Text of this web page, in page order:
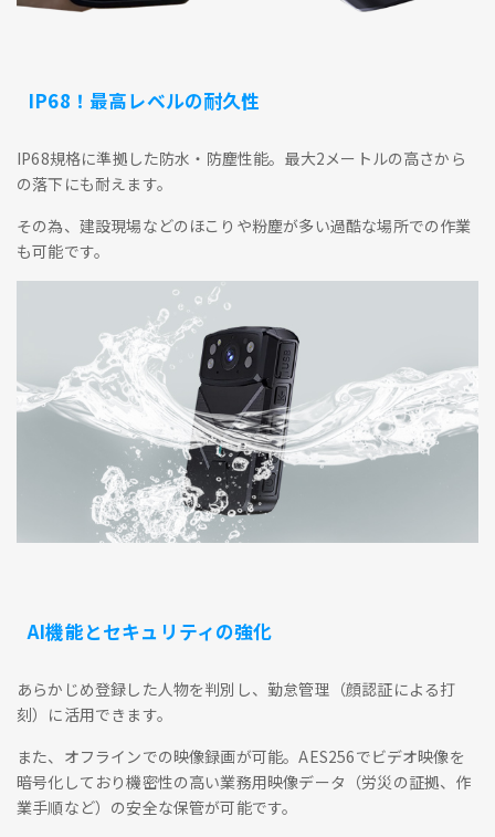
IP68！最高レベルの耐久性
IP68規格に準拠した防水・防塵性能。最大2メートルの高さから
の落下にも耐えます。
その為、建設現場などのほこりや粉塵が多い過酷な場所での作業
も可能です。
AI機能とセキュリティの強化
あらかじめ登録した人物を判別し、勤怠管理（顔認証による打
刻）に活用できます。
また、オフラインでの映像録画が可能。AES256でビデオ映像を
暗号化しており機密性の高い業務用映像データ（労災の証拠、作
業手順など）の安全な保管が可能です。